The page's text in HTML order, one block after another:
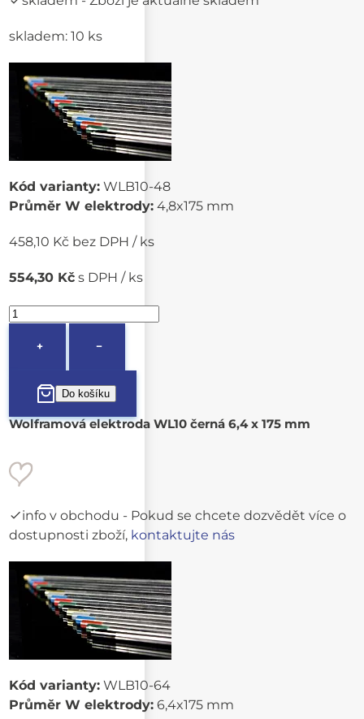
skladem: 10 ks
Kód varianty: WLB10-48
Průměr W elektrody: 4,8x175 mm
458,10 Kč bez DPH / ks
554,30 Kč s DPH / ks
+ −
Wolframová elektroda WL10 černá 6,4 x 175 mm
info v obchodu - Pokud se chcete dozvědět více o
dostupnosti zboží, kontaktujte nás
Kód varianty: WLB10-64
Průměr W elektrody: 6,4x175 mm